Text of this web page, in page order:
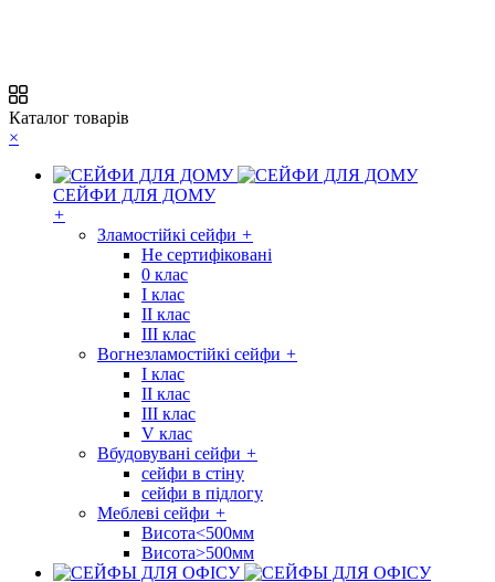
Каталог товарів
×
СЕЙФИ ДЛЯ ДОМУ
+
Зламостійкі сейфи +
Не сертифіковані
0 клас
I клас
II клас
III клас
Вогнезламостійкі сейфи +
I клас
II клас
III клас
V клас
Вбудовувані сейфи +
сейфи в стіну
сейфи в підлогу
Меблеві сейфи +
Висота<500мм
Висота>500мм